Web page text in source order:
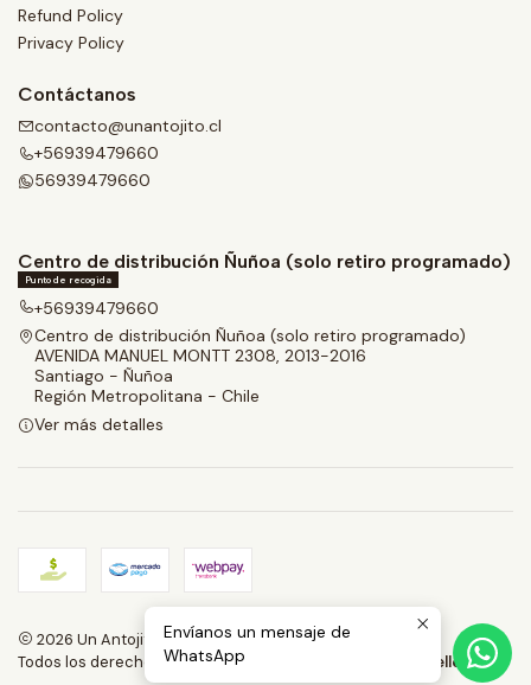
Refund Policy
Privacy Policy
Contáctanos
contacto@unantojito.cl
+56939479660
56939479660
Centro de distribución Ñuñoa (solo retiro programado)
Punto de recogida
+56939479660
Centro de distribución Ñuñoa (solo retiro programado)
AVENIDA MANUEL MONTT 2308, 2013-2016
Santiago - Ñuñoa
Región Metropolitana - Chile
Ver más detalles
2026 Un Antojito.
Todos los derechos reservados.
Desarrollado por Jumpseller.
Envíanos un mensaje de
WhatsApp